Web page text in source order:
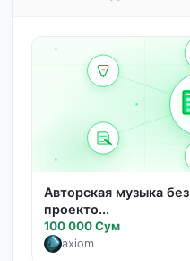
Авторская музыка
проекто...
100 000 Сум
axiom